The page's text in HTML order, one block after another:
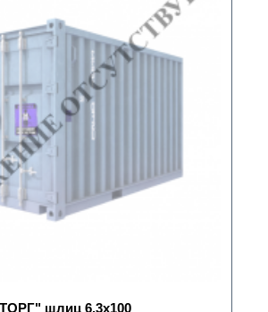
шлиц 6.3х100